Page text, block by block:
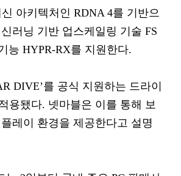
아키텍처인 RDNA 4를 기반으
러닝 기반 업스케일링 기술 FS
능 HYPR-RX를 지원한다.
DIVE’를 공식 지원하는 드라이
용됐다. 넷마블은 이를 통해 보
레이 환경을 제공한다고 설명